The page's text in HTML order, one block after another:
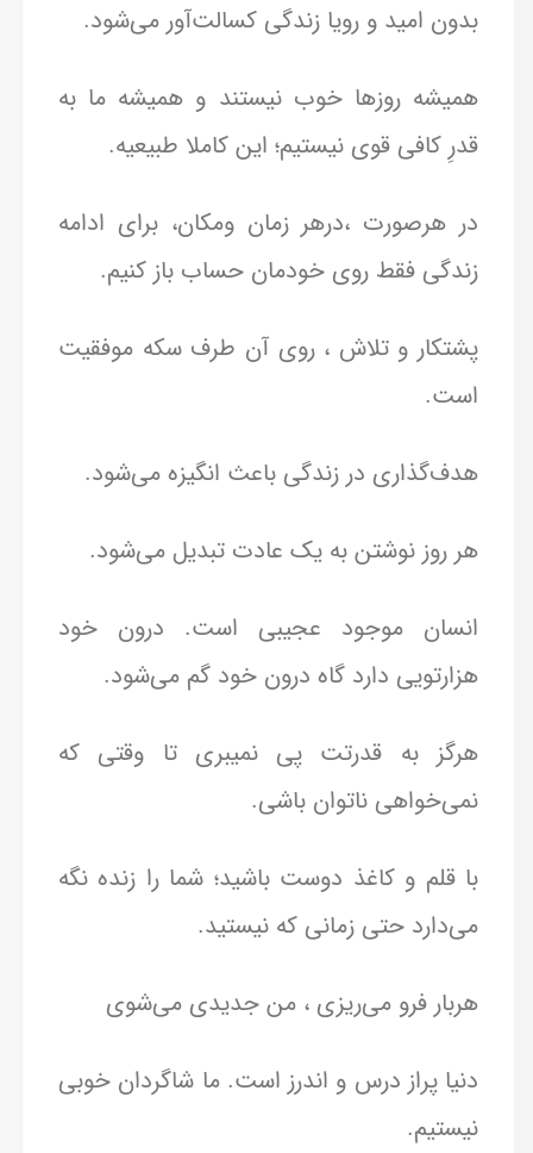
بدون امید و رویا زندگی کسالت‌آور می‌شود.
همیشه روزها خوب نیستند و همیشه ما به
قدرِ کافی قوی نیستیم؛ این کاملا طبیعیه.
در هرصورت ،درهر زمان ومکان، برای ادامه
زندگی فقط روی خودمان حساب باز کنیم.
پشتکار و تلاش ، روی آن طرف سکه موفقیت
است.
هدف‌گذاری در زندگی باعث انگیزه می‌شود.
هر روز نوشتن به یک عادت تبدیل می‌شود.
انسان موجود عجیبی است. درون خود
هزارتویی دارد گاه درون خود گم می‌شود.
هرگز به قدرتت پی نمیبری تا وقتی که
نمی‌خواهی ناتوان باشی.
با قلم و کاغذ دوست باشید؛ شما را زنده نگه
می‌دارد حتی زمانی که نیستید.
هربار فرو می‌ریزی ، من جدیدی می‌شوی
دنیا پراز درس و اندرز است. ما شاگردان خوبی
نیستیم.